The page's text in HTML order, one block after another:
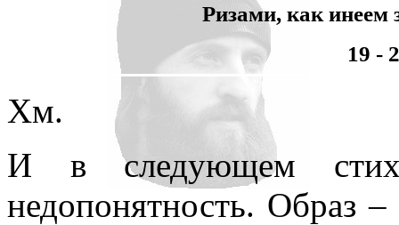
Ризами, как инеем
19 -
Хм.
И в следующем
недопонятность. Образ